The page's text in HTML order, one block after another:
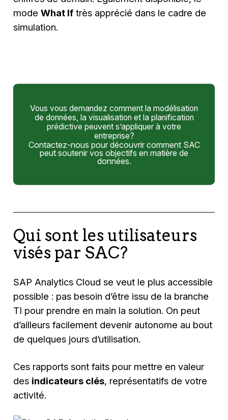
modeWhat If très apprécié dans le cadre de
simulation.
Vous vous demandez comment la modélisation
de données, la visualisation et la planification
prédictive peuvent s’appliquer à votre
entreprise?
Contactez-nous pour découvrir comment SAC
peut soutenir vos objectifs en matière de
données.
Qui sont les utilisateurs
visés par SAC?
SAP Analytics Cloud se veut le plus accessible
possible : pas besoin d’être issu de la branche
TI pour prendre en main la solution. On peut
d’ailleurs facilement devenir autonome au bout
de quelques jours d’utilisation.
Ces rapports sont faits pour mettre en valeur
des indicateurs clés, représentatifs de votre
activité.